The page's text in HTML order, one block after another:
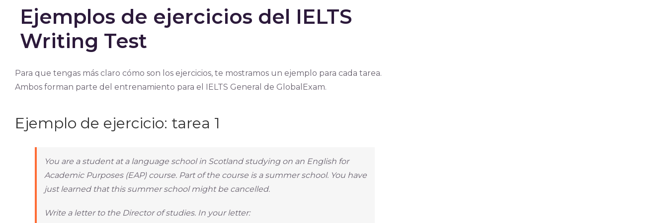
Ejemplos de ejercicios del IELTS
Writing Test
Para que tengas más claro cómo son los ejercicios, te mostramos un ejemplo para cada tarea.
Ambos forman parte del entrenamiento para el IELTS General de GlobalExam.
Ejemplo de ejercicio: tarea 1
You are a student at a language school in Scotland studying on an English for
Academic Purposes (EAP) course. Part of the course is a summer school. You have
just learned that this summer school might be cancelled.
Write a letter to the Director of studies. In your letter: